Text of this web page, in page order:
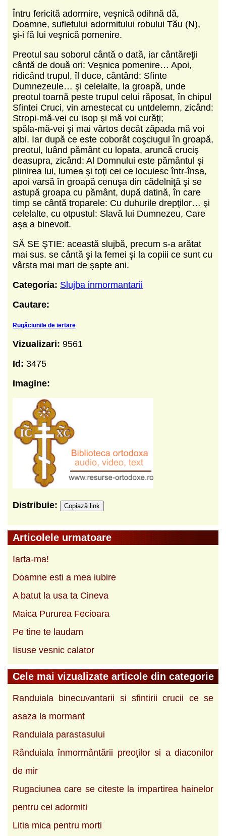
Întru fericită adormire, veşnică odihnă dă,
Doamne, sufletului adormitului robului Tău (N),
şi‑i fă lui veşnică pomenire.
Preotul sau soborul cântă o dată, iar cântăreţii
cântă de două ori: Veşnica pomenire… Apoi,
ridicând trupul, îl duce, cântând: Sfinte
Dumnezeule… şi celelalte, la groapă, unde
preotul toarnă peste trupul celui răposat, în chipul
Sfintei Cruci, vin amestecat cu untdelemn, zicând:
Stropi‑mă‑vei cu isop şi mă voi curăţi;
spăla‑mă‑vei şi mai vârtos decât zăpada mă voi
albi. Iar după ce este coborât coşciugul în groapă,
preotul, luând pământ cu lopata, aruncă cruciş
deasupra, zicând: Al Domnului este pământul şi
plinirea lui, lumea şi toţi cei ce locuiesc într‑însa,
apoi varsă în groapă cenuşa din cădelniţă şi se
astupă groapa cu pământ, după datină, în care
timp se cântă troparele: Cu duhurile drepţilor… şi
celelalte, cu otpustul: Slavă lui Dumnezeu, Care
aşa a binevoit.
SĂ SE ŞTIE: această slujbă, precum s‑a arătat
mai sus. se cântă şi la femei şi la copiii ce sunt cu
vârsta mai mari de şapte ani.
Categoria: Slujba inmormantarii
Cautare:
Rugăciunile de iertare
Vizualizari: 9561
Id: 3475
Imagine:
Distribuie: Copiază link
Articolele urmatoare
Iarta-ma!
Doamne esti a mea iubire
A batut la usa ta Cineva
Maica Pururea Fecioara
Pe tine te laudam
Iisuse vesnic calator
Cele mai vizualizate articole din categorie
Randuiala binecuvantarii si sfintirii crucii ce se
asaza la mormant
Randuiala parastasului
Rânduiala înmormântării preoţilor si a diaconilor
de mir
Rugaciunea care se citeste la impartirea hainelor
pentru cei adormiti
Litia mica pentru morti